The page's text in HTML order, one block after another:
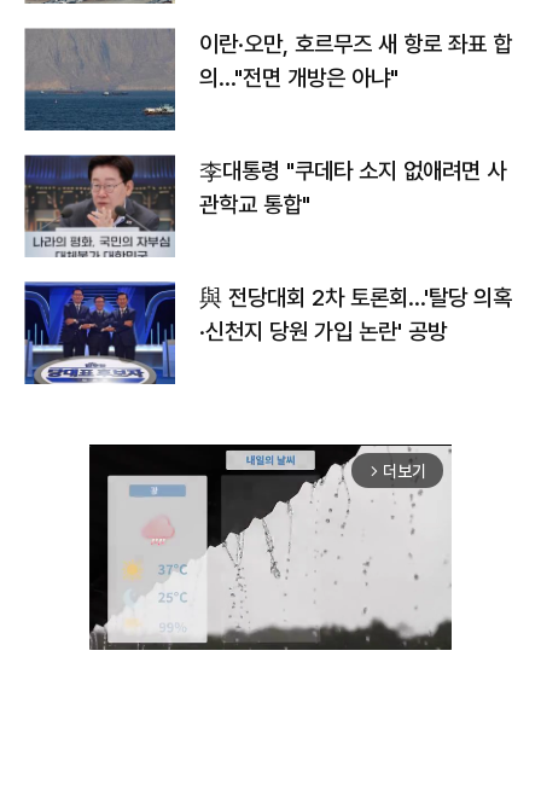
이란·오만, 호르무즈 새 항로 좌표 합
의…"전면 개방은 아냐"
李대통령 "쿠데타 소지 없애려면 사
관학교 통합"
與 전당대회 2차 토론회…'탈당 의혹
·신천지 당원 가입 논란' 공방
arrow_forward_ios 더보기